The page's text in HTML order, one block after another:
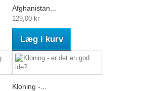
Afghanistan...
129,00 kr
Læg i kurv
Kloning -...